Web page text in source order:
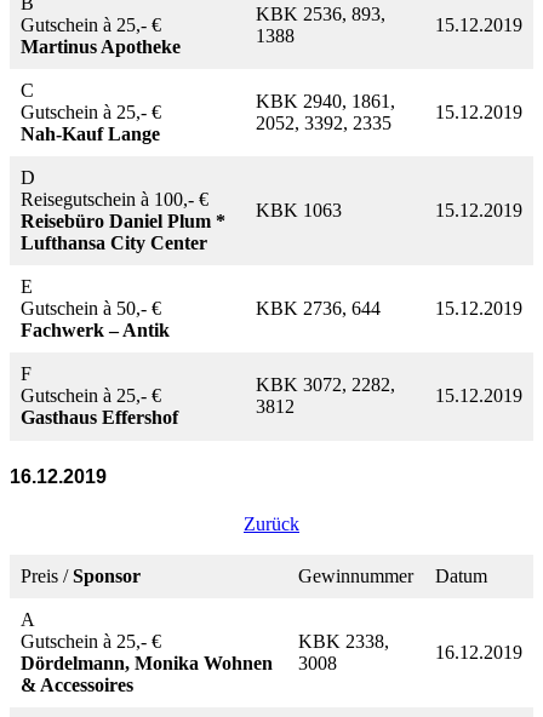
Gutschein à 25,- €
Martinus Apotheke
KBK 2536, 893,
1388
15.12.2019
C
Gutschein à 25,- €
Nah-Kauf Lange
KBK 2940, 1861,
2052, 3392, 2335
15.12.2019
D
Reisegutschein à 100,- €
Reisebüro Daniel Plum *
Lufthansa City Center
KBK 1063 15.12.2019
E
Gutschein à 50,- €
Fachwerk – Antik
KBK 2736, 644 15.12.2019
F
Gutschein à 25,- €
Gasthaus Effershof
KBK 3072, 2282,
3812
15.12.2019
16.12.2019
Zurück
Preis /Sponsor Gewinnummer Datum
A
Gutschein à 25,- €
Dördelmann, Monika Wohnen
& Accessoires
KBK 2338,
3008
16.12.2019